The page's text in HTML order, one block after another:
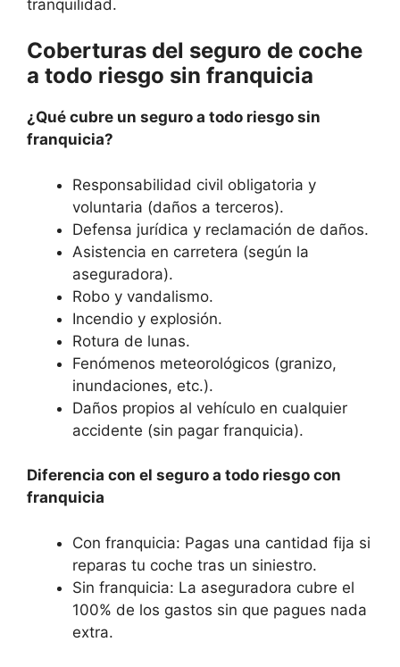
tranquilidad.
Coberturas del seguro de coche
a todo riesgo sin franquicia
¿Qué cubre un seguro a todo riesgo sin
franquicia?
Responsabilidad civil obligatoria y
voluntaria (daños a terceros).
Defensa jurídica y reclamación de daños.
Asistencia en carretera (según la
aseguradora).
Robo y vandalismo.
Incendio y explosión.
Rotura de lunas.
Fenómenos meteorológicos (granizo,
inundaciones, etc.).
Daños propios al vehículo en cualquier
accidente (sin pagar franquicia).
Diferencia con el seguro a todo riesgo con
franquicia
Con franquicia: Pagas una cantidad fija si
reparas tu coche tras un siniestro.
Sin franquicia: La aseguradora cubre el
100% de los gastos sin que pagues nada
extra.